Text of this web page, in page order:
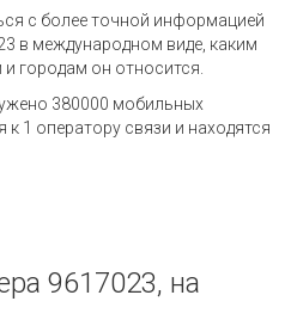
с более точной информацией
в международном виде, каким
городам он относится.
380000 мобильных
1 оператору связи и находятся
9617023, на